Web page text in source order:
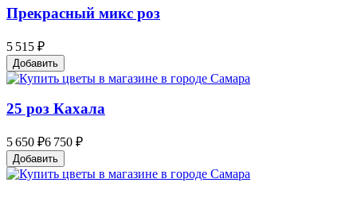
Прекрасный микс роз
5 515 ₽
Добавить
25 роз Кахала
5 650 ₽6 750 ₽
Добавить